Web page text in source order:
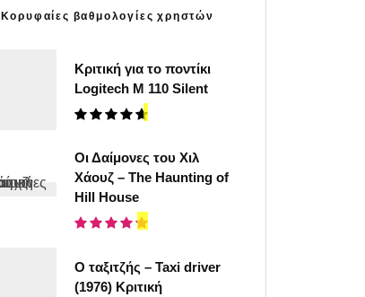
Κορυφαίες βαθμολογίες χρηστών
Κριτική για το ποντίκι
Logitech M 110 Silent
Οι Δαίμονες του Χιλ
Χάουζ – The Haunting of
Hill House
Ο ταξιτζής – Taxi driver
(1976) Κριτική